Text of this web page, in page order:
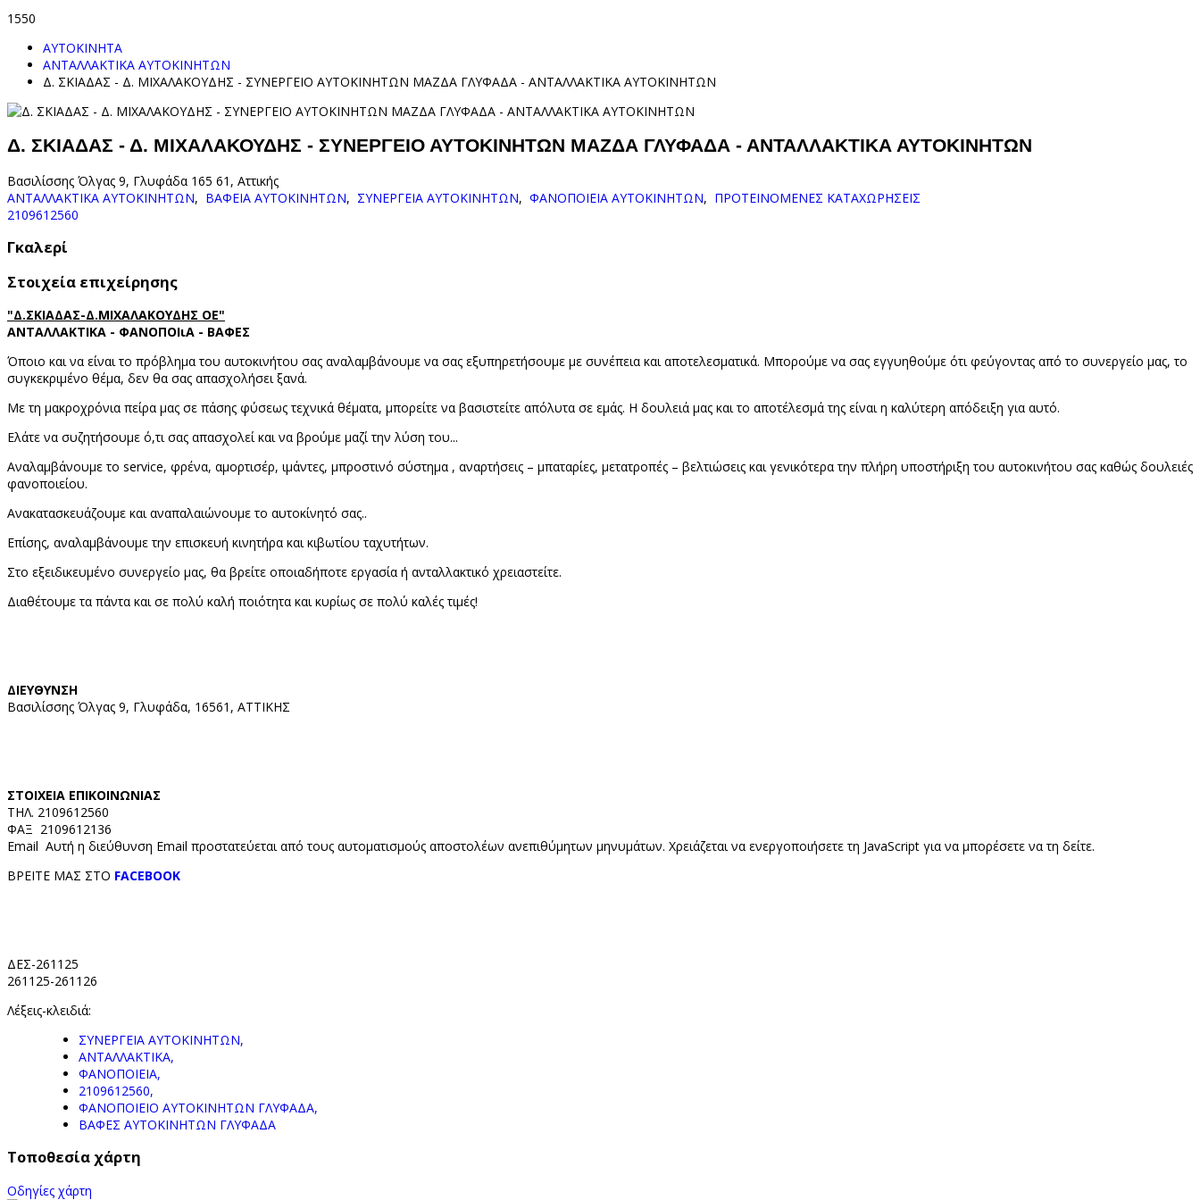
1550
ΑΥΤΟΚΙΝΗΤΑ
ΑΝΤΑΛΛΑΚΤΙΚΑ ΑΥΤΟΚΙΝΗΤΩΝ
Δ. ΣΚΙΑΔΑΣ - Δ. ΜΙΧΑΛΑΚΟΥΔΗΣ - ΣΥΝΕΡΓΕΙΟ ΑΥΤΟΚΙΝΗΤΩΝ ΜΑΖΔΑ ΓΛΥΦΑΔΑ - ΑΝΤΑΛΛΑΚΤΙΚΑ ΑΥΤΟΚΙΝΗΤΩΝ
Δ. ΣΚΙΑΔΑΣ - Δ. ΜΙΧΑΛΑΚΟΥΔΗΣ - ΣΥΝΕΡΓΕΙΟ ΑΥΤΟΚΙΝΗΤΩΝ ΜΑΖΔΑ ΓΛΥΦΑΔΑ - ΑΝΤΑΛΛΑΚΤΙΚΑ ΑΥΤΟΚΙΝΗΤΩΝ
Βασιλίσσης Όλγας 9, Γλυφάδα 165 61, Αττικής
ΑΝΤΑΛΛΑΚΤΙΚΑ ΑΥΤΟΚΙΝΗΤΩΝ, ΒΑΦΕΙΑ ΑΥΤΟΚΙΝΗΤΩΝ, ΣΥΝΕΡΓΕΙΑ ΑΥΤΟΚΙΝΗΤΩΝ, ΦΑΝΟΠΟΙΕΙΑ ΑΥΤΟΚΙΝΗΤΩΝ, ΠΡΟΤΕΙΝΟΜΕΝΕΣ ΚΑΤΑΧΩΡΗΣΕΙΣ
2109612560
Γκαλερί
Στοιχεία επιχείρησης
"Δ.ΣΚΙΑΔΑΣ-Δ.ΜΙΧΑΛΑΚΟΥΔΗΣ ΟΕ"
ΑΝΤΑΛΛΑΚΤΙΚΑ - ΦΑΝΟΠΟΙιΑ - ΒΑΦΕΣ
Όποιο και να είναι το πρόβλημα του αυτοκινήτου σας αναλαμβάνουμε να σας εξυπηρετήσουμε με συνέπεια και αποτελεσματικά. Μπορούμε να σας εγγυηθούμε ότι φεύγοντας από το συνεργείο μας, το
συγκεκριμένο θέμα, δεν θα σας απασχολήσει ξανά.
Με τη μακροχρόνια πείρα μας σε πάσης φύσεως τεχνικά θέματα, μπορείτε να βασιστείτε απόλυτα σε εμάς. Η δουλειά μας και το αποτέλεσμά της είναι η καλύτερη απόδειξη για αυτό.
Ελάτε να συζητήσουμε ό,τι σας απασχολεί και να βρούμε μαζί την λύση του...
Αναλαμβάνουμε το service, φρένα, αμορτισέρ, ιμάντες, μπροστινό σύστημα , αναρτήσεις – μπαταρίες, μετατροπές – βελτιώσεις και γενικότερα την πλήρη υποστήριξη του αυτοκινήτου σας καθώς δουλειές
φανοποιείου.
Ανακατασκευάζουμε και αναπαλαιώνουμε το αυτοκίνητό σας..
Επίσης, αναλαμβάνουμε την επισκευή κινητήρα και κιβωτίου ταχυτήτων.
Στο εξειδικευμένο συνεργείο μας, θα βρείτε οποιαδήποτε εργασία ή ανταλλακτικό χρειαστείτε.
Διαθέτουμε τα πάντα και σε πολύ καλή ποιότητα και κυρίως σε πολύ καλές τιμές!
ΔΙΕΥΘΥΝΣΗ
Βασιλίσσης Όλγας 9, Γλυφάδα, 16561, ΑΤΤΙΚΗΣ
ΣΤΟΙΧΕΙΑ ΕΠΙΚΟΙΝΩΝΙΑΣ
ΤΗΛ. 2109612560
ΦΑΞ 2109612136
Email Αυτή η διεύθυνση Email προστατεύεται από τους αυτοματισμούς αποστολέων ανεπιθύμητων μηνυμάτων. Χρειάζεται να ενεργοποιήσετε τη JavaScript για να μπορέσετε να τη δείτε.
ΒΡΕΙΤΕ ΜΑΣ ΣΤΟ FACEBOOK
ΔΕΣ-261125
261125-261126
Λέξεις-κλειδιά:
ΣΥΝΕΡΓΕΙΑ ΑΥΤΟΚΙΝΗΤΩΝ,
ΑΝΤΑΛΛΑΚΤΙΚΑ,
ΦΑΝΟΠΟΙΕΙΑ,
2109612560,
ΦΑΝΟΠΟΙΕΙΟ ΑΥΤΟΚΙΝΗΤΩΝ ΓΛΥΦΑΔΑ,
ΒΑΦΕΣ ΑΥΤΟΚΙΝΗΤΩΝ ΓΛΥΦΑΔΑ
Τοποθεσία χάρτη
Οδηγίες χάρτη